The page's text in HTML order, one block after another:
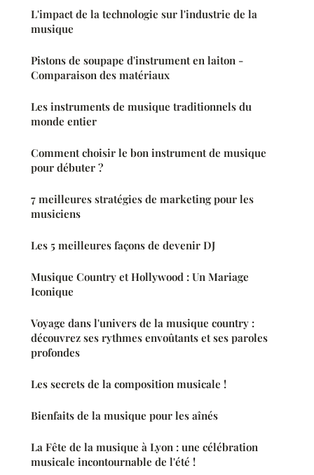
L'impact de la technologie sur l'industrie de la
musique
Pistons de soupape d'instrument en laiton -
Comparaison des matériaux
Les instruments de musique traditionnels du
monde entier
Comment choisir le bon instrument de musique
pour débuter ?
7 meilleures stratégies de marketing pour les
musiciens
Les 5 meilleures façons de devenir DJ
Musique Country et Hollywood : Un Mariage
Iconique
Voyage dans l'univers de la musique country :
découvrez ses rythmes envoûtants et ses paroles
profondes
Les secrets de la composition musicale !
Bienfaits de la musique pour les aînés
La Fête de la musique à Lyon : une célébration
musicale incontournable de l'été !